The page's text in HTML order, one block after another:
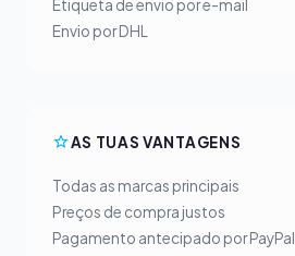
Etiqueta de envio por e-mail
Envio por DHL
AS TUAS VANTAGENS
Todas as marcas principais
Preços de compra justos
Pagamento antecipado por PayPal